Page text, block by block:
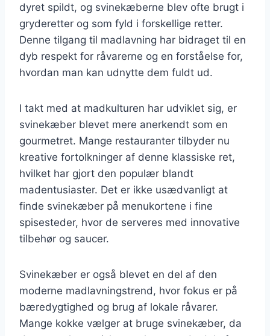
dyret spildt, og svinekæberne blev ofte brugt i
gryderetter og som fyld i forskellige retter.
Denne tilgang til madlavning har bidraget til en
dyb respekt for råvarerne og en forståelse for,
hvordan man kan udnytte dem fuldt ud.
I takt med at madkulturen har udviklet sig, er
svinekæber blevet mere anerkendt som en
gourmetret. Mange restauranter tilbyder nu
kreative fortolkninger af denne klassiske ret,
hvilket har gjort den populær blandt
madentusiaster. Det er ikke usædvanligt at
finde svinekæber på menukortene i fine
spisesteder, hvor de serveres med innovative
tilbehør og saucer.
Svinekæber er også blevet en del af den
moderne madlavningstrend, hvor fokus er på
bæredygtighed og brug af lokale råvarer.
Mange kokke vælger at bruge svinekæber, da